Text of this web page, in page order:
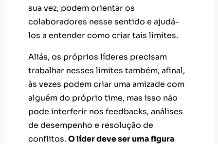
sua vez, podem orientar os
colaboradores nesse sentido e ajudá-
los a entender como criar tais limites.
Aliás, os próprios líderes precisam
trabalhar nesses limites também, afinal,
às vezes podem criar uma amizade com
alguém do próprio time, mas isso não
pode interferir nos feedbacks, análises
de desempenho e resolução de
conflitos. O líder deve ser uma figura